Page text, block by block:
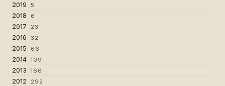
2019 5
2018 6
2017 23
2016 32
2015 66
2014 109
2013 166
2012 292